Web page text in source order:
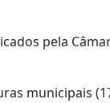
pela
municipais